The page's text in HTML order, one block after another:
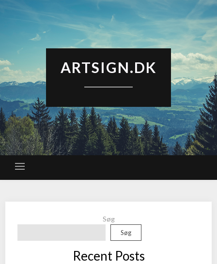
ARTSIGN.DK
Søg
Søg
Recent Posts